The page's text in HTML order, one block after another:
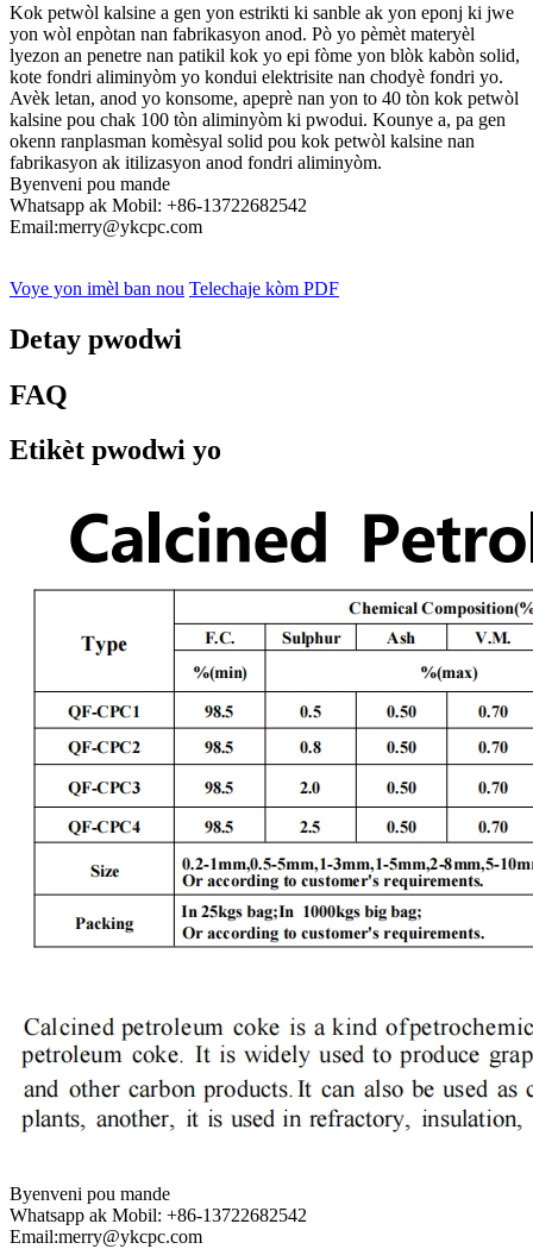
Kok petwòl kalsine a gen yon estrikti ki sanble ak yon eponj ki jwe
yon wòl enpòtan nan fabrikasyon anod. Pò yo pèmèt materyèl
lyezon an penetre nan patikil kok yo epi fòme yon blòk kabòn solid,
kote fondri aliminyòm yo kondui elektrisite nan chodyè fondri yo.
Avèk letan, anod yo konsome, apeprè nan yon to 40 tòn kok petwòl
kalsine pou chak 100 tòn aliminyòm ki pwodui. Kounye a, pa gen
okenn ranplasman komèsyal solid pou kok petwòl kalsine nan
fabrikasyon ak itilizasyon anod fondri aliminyòm.
Byenveni pou mande
Whatsapp ak Mobil: +86-13722682542
Email:merry@ykcpc.com
Voye yon imèl ban nou Telechaje kòm PDF
Detay pwodwi
FAQ
Etikèt pwodwi yo
Byenveni pou mande
Whatsapp ak Mobil: +86-13722682542
Email:merry@ykcpc.com